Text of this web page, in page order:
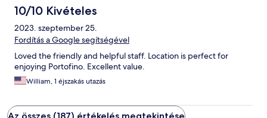
10/10 Kivételes
2023. szeptember 25.
Fordítás a Google segítségével
Loved the friendly and helpful staff. Location is perfect for
enjoying Portofino. Excellent value.
William, 1 éjszakás utazás